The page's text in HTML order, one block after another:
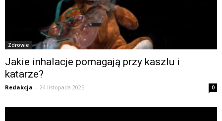
Zdrowie
Jakie inhalacje pomagają przy kaszlu i
katarze?
Redakcja - 24 listopada 2025 0